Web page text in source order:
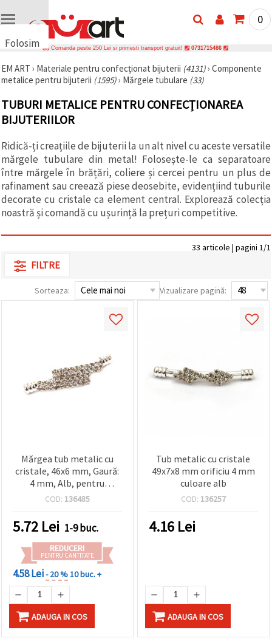
Folosim
uri
🍪 Folosim
tehnologii
similare
asigura
funcționarea
corectă a
site-ului,
pentru a vă
îmbunătăți
experiența
și, cu
traficul și a
afișa
mai
Puteți fi de
acord să
toate!" Sau
să vă
preferințele
cookie -uri
făcând clic
pe butonul
"Salvați"
Аcceptati
toate!
Setări
0
Comanda peste 250 Lei si primesti transport gratuit! 0731715486
EM ART › Materiale pentru confecționat bijuterii (4131)› Componente
metalice pentru bijuterii (1595)› Mărgele tubulare (33)
TUBURI METALICE PENTRU CONFECȚIONAREA
BIJUTERIILOR
Ridică-ți creațiile de bijuterii la un alt nivel cu aceste versatile
mărgele tubulare din metal! Folosește-le ca separatoare
între mărgele în brățări, coliere și cercei pentru un plus de
rafinament sau creează piese deosebite, evidențiind tuburile
decorate cu cristale ca element central. Explorează colecția
noastră și comandă cu ușurință la prețuri competitive.
33 articole | pagini 1/1
FILTRE
Sorteaza: Vizualizare pagină:
Mărgea tub metalic cu
cristale, 46x6 mm, Gaură:
4 mm, Alb, pentru
bijuterii handmade
COD: 136485
5.72 Lei 1-9 buc.
REDUCERI
PENTRU CANTITATE
4.58 Lei- 20 %10 buc. +
ADAUGA IN COS
Tub metalic cu cristale
49x7x8 mm orificiu 4 mm
culoare alb
COD: 136257
4.16 Lei
ADAUGA IN COS